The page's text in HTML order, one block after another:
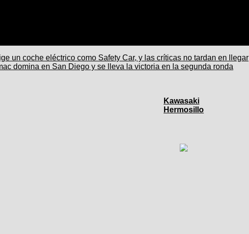
un coche eléctrico como Safety Car, y las críticas no tardan en llegar
domina en San Diego y se lleva la victoria en la segunda ronda
Kawasaki
Hermosillo